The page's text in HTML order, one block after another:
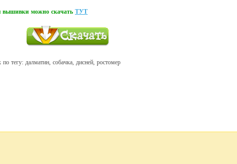
вышивки можно скачать ТУТ
тегу: далматин, собачка, дисней, ростомер